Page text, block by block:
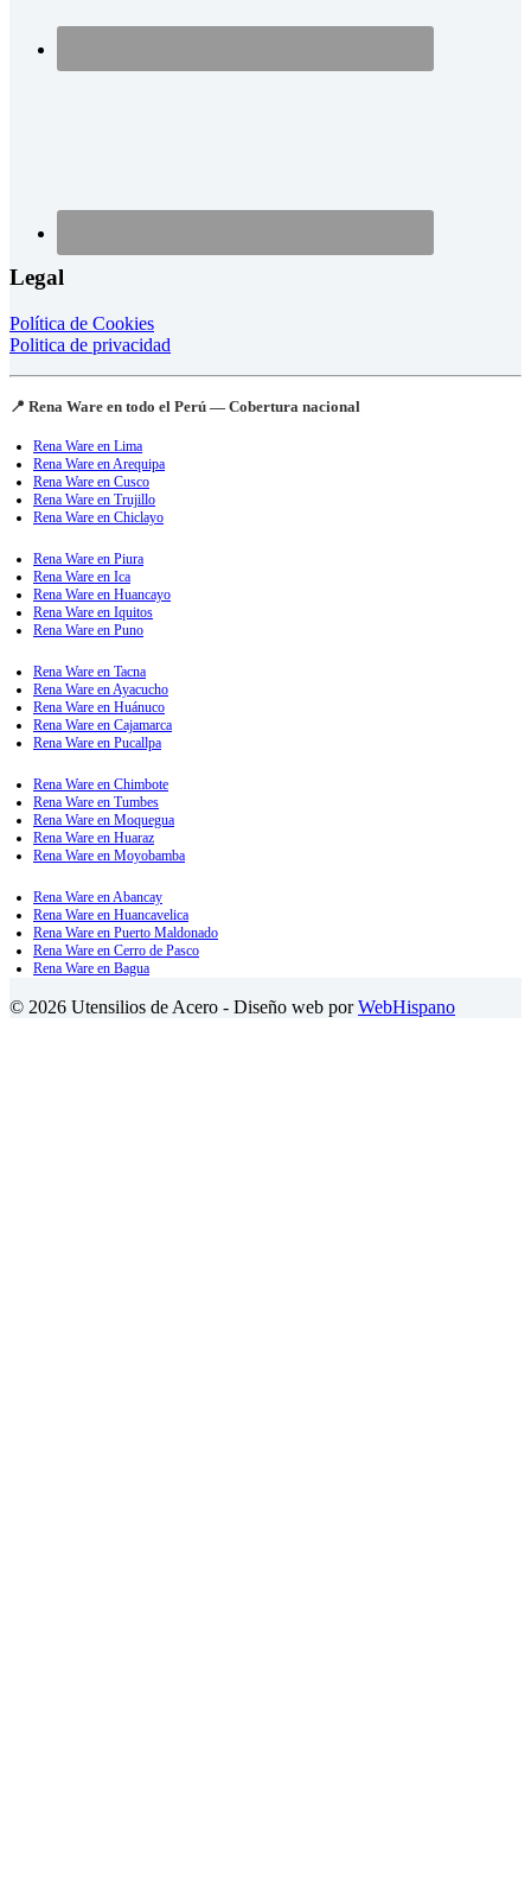
Legal
Política de Cookies
Politica de privacidad
📍 Rena Ware en todo el Perú — Cobertura nacional
Rena Ware en Lima
Rena Ware en Arequipa
Rena Ware en Cusco
Rena Ware en Trujillo
Rena Ware en Chiclayo
Rena Ware en Piura
Rena Ware en Ica
Rena Ware en Huancayo
Rena Ware en Iquitos
Rena Ware en Puno
Rena Ware en Tacna
Rena Ware en Ayacucho
Rena Ware en Huánuco
Rena Ware en Cajamarca
Rena Ware en Pucallpa
Rena Ware en Chimbote
Rena Ware en Tumbes
Rena Ware en Moquegua
Rena Ware en Huaraz
Rena Ware en Moyobamba
Rena Ware en Abancay
Rena Ware en Huancavelica
Rena Ware en Puerto Maldonado
Rena Ware en Cerro de Pasco
Rena Ware en Bagua
© 2026 Utensilios de Acero - Diseño web porWebHispano